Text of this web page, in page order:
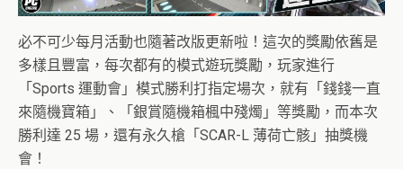
必不可少每月活動也隨著改版更新啦！這次的獎勵依舊是
多樣且豐富，每次都有的模式遊玩獎勵，玩家進行
「Sports 運動會」模式勝利打指定場次，就有「錢錢一直
來隨機寶箱」、「銀賞隨機箱楓中殘燭」等獎勵，而本次
勝利達 25 場，還有永久槍「SCAR-L 薄荷亡骸」抽獎機
會！